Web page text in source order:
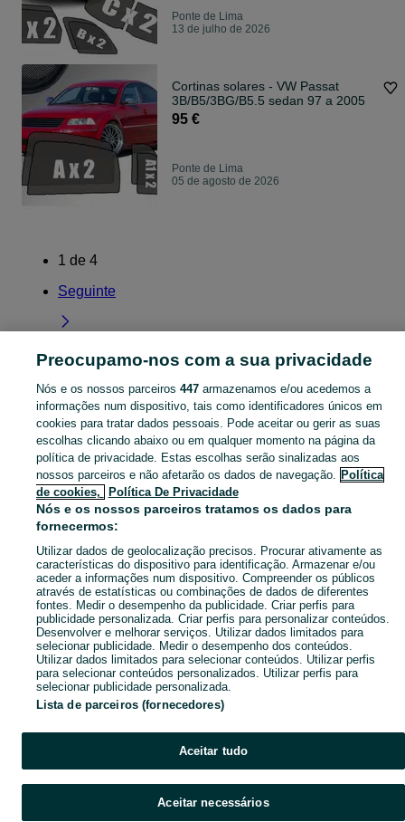
Ponte de Lima
13 de julho de 2026
Cortinas solares - VW Passat
3B/B5/3BG/B5.5 sedan 97 a 2005
95 €
Ponte de Lima
05 de agosto de 2026
1 de 4
Seguinte
Página principal Peças e acessórios Viana do Castelo Ponte de Lima
PEÇAS E ACESSÓRIOS
CATEGORIA
Mapa do site
Mapa das freguesias
Mapa de mini-sites
Pesquisas populares
Preocupamo-nos com a sua privacidade
Nós e os nossos parceiros 447armazenamos e/ou acedemos a
informações num dispositivo, tais como identificadores únicos em
cookies para tratar dados pessoais. Pode aceitar ou gerir as suas
escolhas clicando abaixo ou em qualquer momento na página da
política de privacidade. Estas escolhas serão sinalizadas aos
nossos parceiros e não afetarão os dados de navegação. Política
de cookies,
Política De Privacidade
Nós e os nossos parceiros tratamos os dados para
fornecermos:
Utilizar dados de geolocalização precisos. Procurar ativamente as
características do dispositivo para identificação. Armazenar e/ou
aceder a informações num dispositivo. Compreender os públicos
através de estatísticas ou combinações de dados de diferentes
fontes. Medir o desempenho da publicidade. Criar perfis para
publicidade personalizada. Criar perfis para personalizar conteúdos.
Desenvolver e melhorar serviços. Utilizar dados limitados para
selecionar publicidade. Medir o desempenho dos conteúdos.
Utilizar dados limitados para selecionar conteúdos. Utilizar perfis
para selecionar conteúdos personalizados. Utilizar perfis para
selecionar publicidade personalizada.
Lista de parceiros (fornecedores)
Aceitar tudo
Aceitar necessários